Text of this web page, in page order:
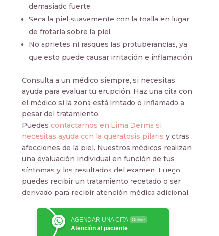
demasiado fuerte.
Seca la piel suavemente con la toalla en lugar
de frotarla sobre la piel.
No aprietes ni rasques las protuberancias, ya
que esto puede causar irritación e inflamación
Consulta a un médico siempre, si necesitas
ayuda para evaluar tu erupción. Haz una cita con
el médico si la zona está irritado o inflamado a
pesar del tratamiento.
Puedes contactarnos en Lima Derma si
necesitas ayuda con la queratosis pilaris y otras
afecciones de la piel. Nuestros médicos realizan
una evaluación individual en función de tus
síntomas y los resultados del examen. Luego
puedes recibir un tratamiento recetado o ser
derivado para recibir atención médica adicional.
AGENDAR UNA CITA Online
Atención al paciente